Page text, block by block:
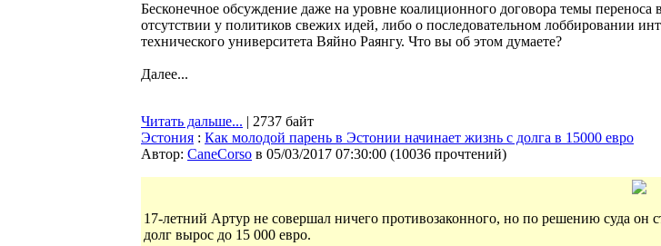
Бесконечное обсуждение даже на уровне коалиционного договора темы
отсутствии у политиков свежих идей, либо о последовательном лоббировании
технического университета Вяйно Раянгу. Что вы об этом думаете?
Далее...
Читать дальше... | 2737 байт
Эстония : Как молодой парень в Эстонии начинает жизнь с долга в 15000 евро
Автор: CaneCorso в 05/03/2017 07:30:00 (10036 прочтений)
17-летний Артур не совершал ничего противозаконного, но по решению суда
долг вырос до 15 000 евро.